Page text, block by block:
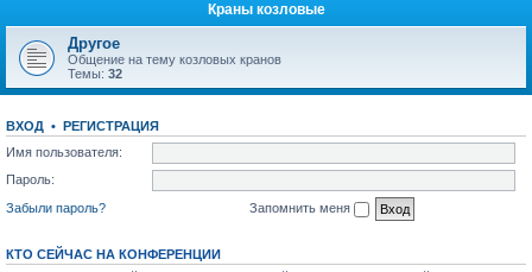
Краны козловые
Другое
Общение на тему козловых кранов
Темы: 32
ВХОД • РЕГИСТРАЦИЯ
Имя пользователя:
Пароль:
Забыли пароль?
Запомнить меня
КТО СЕЙЧАС НА КОНФЕРЕНЦИИ